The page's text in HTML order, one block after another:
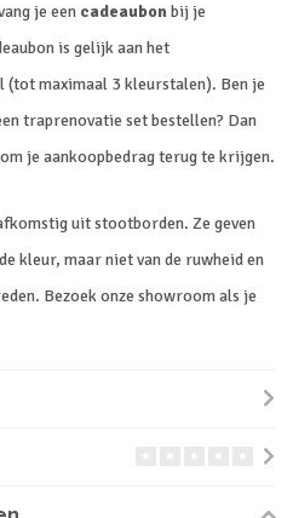
je een cadeaubonbij je
is gelijk aan het
(tot maximaal 3 kleurstalen). Ben je
traprenovatie set bestellen? Dan
je aankoopbedrag terug te krijgen.
uit stootborden. Ze geven
kleur, maar niet van de ruwheid en
Bezoek onze showroom als je